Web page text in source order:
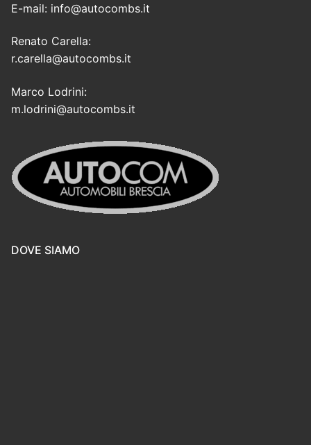
E-mail: info@autocombs.it
Renato Carella:
r.carella@autocombs.it
Marco Lodrini:
m.lodrini@autocombs.it
DOVE SIAMO